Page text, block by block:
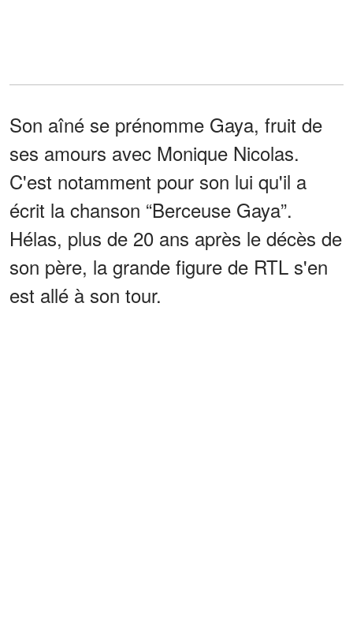
Son aîné se prénomme Gaya, fruit de
ses amours avec Monique Nicolas.
C'est notamment pour son lui qu'il a
écrit la chanson “Berceuse Gaya”.
Hélas, plus de 20 ans après le décès de
son père, la grande figure de RTL s'en
est allé à son tour.